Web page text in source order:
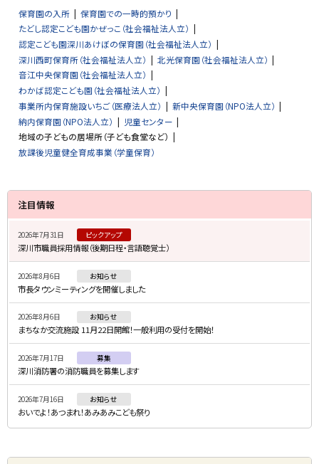
保育園の入所
保育園での一時的預かり
たどし認定こども園かぜっこ（社会福祉法人立）
認定こども園深川あけぼの保育園（社会福祉法人立）
深川西町保育所（社会福祉法人立）
北光保育園（社会福祉法人立）
音江中央保育園（社会福祉法人立）
わかば認定こども園（社会福祉法人立）
事業所内保育施設いちご（医療法人立）
新中央保育園（NPO法人立）
納内保育園（NPO法人立）
児童センター
地域の子どもの居場所（子ども食堂など）
放課後児童健全育成事業（学童保育）
サ
イ
・
メ
ニ
ュ
ー
注目情報
2026年7月31日 ピックアップ
深川市職員採用情報（後期日程・言語聴覚士）
2026年8月6日 お知らせ
市長タウンミーティングを開催しました
2026年8月6日 お知らせ
まちなか交流施設 11月22日開館！一般利用の受付を開始！
2026年7月17日 募集
深川消防署の消防職員を募集します
2026年7月16日 お知らせ
おいでよ！あつまれ！あみあみこども祭り